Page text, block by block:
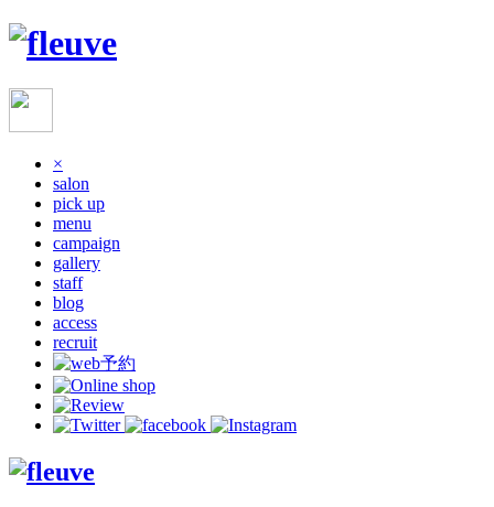
×
salon
pick up
menu
campaign
gallery
staff
blog
access
recruit